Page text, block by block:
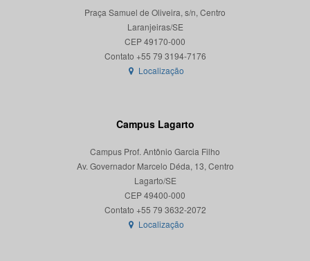
Praça Samuel de Oliveira, s/n, Centro
Laranjeiras/SE
CEP 49170-000
Localização
Campus Lagarto
Campus Prof. Antônio Garcia Filho
Av. Governador Marcelo Déda, 13, Centro
Lagarto/SE
CEP 49400-000
Localização